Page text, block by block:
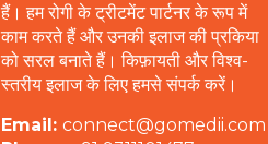
हैं। हम रोगी के ट्रीटमेंट पार्टनर के रूप में
काम करते हैं और उनकी इलाज की प्रकिया
को सरल बनाते हैं। किफ़ायती और विश्व-
स्तरीय इलाज के लिए हमसे संपर्क करें।
Email: connect@gomedii.com